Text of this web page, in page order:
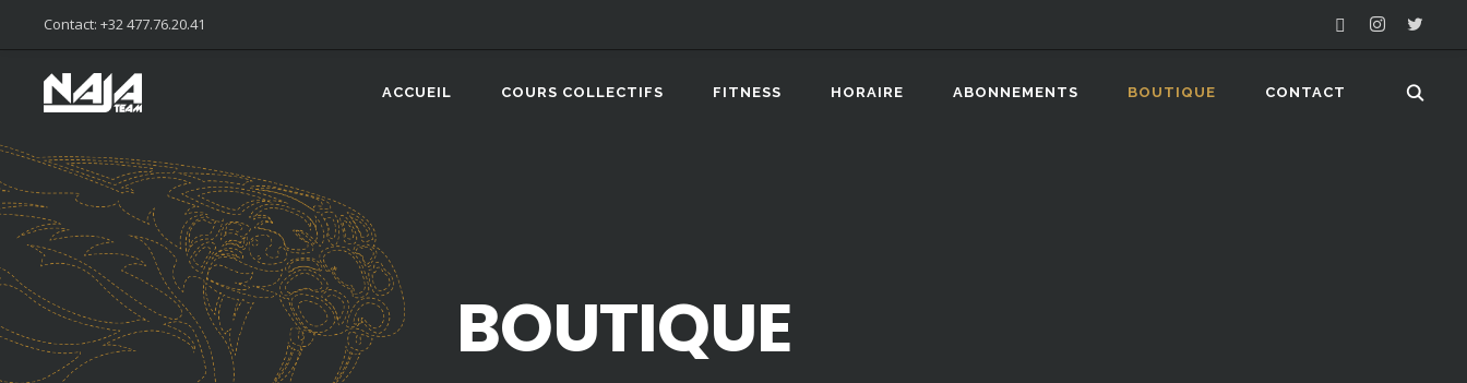
Contact: +32 477.76.20.41
ACCUEIL COURS COLLECTIFS FITNESS HORAIRE ABONNEMENTS BOUTIQUE CONTACT
BOUTIQUE